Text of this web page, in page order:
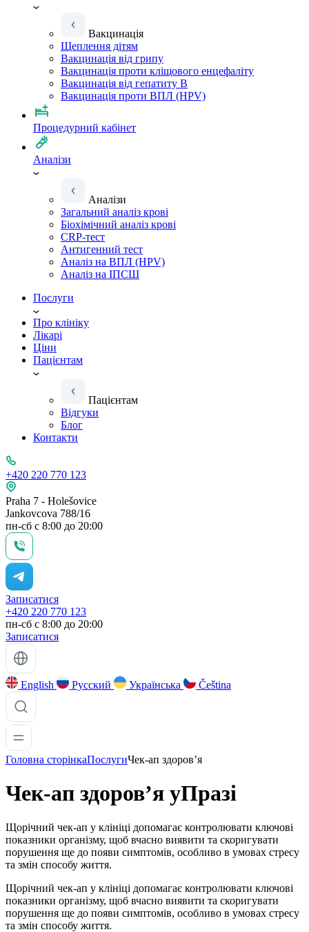
Вакцинація
Щеплення дітям
Вакцинація від грипу
Вакцинація проти кліщового енцефаліту
Вакцинація від гепатиту B
Вакцинація проти ВПЛ (HPV)
Процедурний кабінет
Аналізи
Аналізи
Загальний аналіз крові
Біохімічний аналіз крові
CRP-тест
Антигенний тест
Аналіз на ВПЛ (HPV)
Аналіз на ІПСШ
Послуги
Про клініку
Лікарі
Ціни
Пацієнтам
Пацієнтам
Відгуки
Блог
Контакти
+420 220 770 123
Praha 7 - Holešovice
Jankovcova 788/16
пн-сб с 8:00 до 20:00
Записатися
+420 220 770 123
пн-сб с 8:00 до 20:00
Записатися
English Русский Українська Čeština
Головна сторінкаПослугиЧек-ап здоров’я
Чек-ап здоров’я уПразі
Щорічний чек-ап у клініці допомагає контролювати ключові
показники організму, щоб вчасно виявити та скоригувати
порушення ще до появи симптомів, особливо в умовах стресу
та змін способу життя.
Щорічний чек-ап у клініці допомагає контролювати ключові
показники організму, щоб вчасно виявити та скоригувати
порушення ще до появи симптомів, особливо в умовах стресу
та змін способу життя.